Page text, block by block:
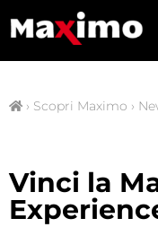
› Scopri Maximo ›
Vinci la